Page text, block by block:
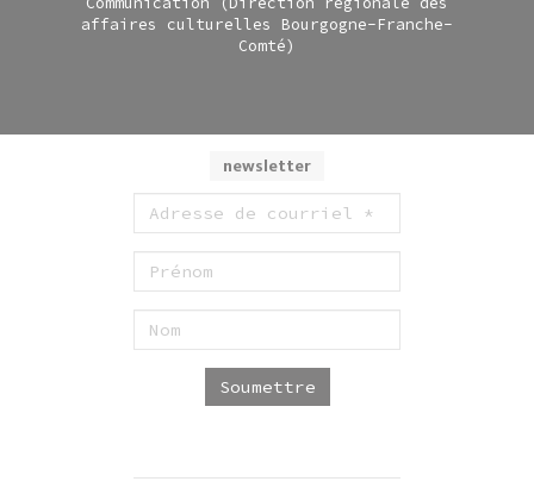
newsletter
Soumettre
affaires culturelles Bourgogne-Franche-
Comté)